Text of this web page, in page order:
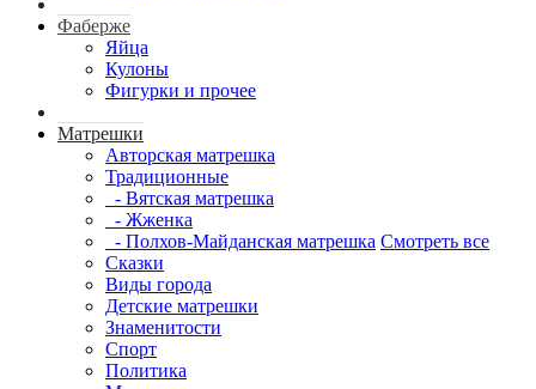
Фаберже
Яйца
Кулоны
Фигурки и прочее
Матрешки
Авторская матрешка
Традиционные
- Вятская матрешка
- Жженка
- Полхов-Майданская матрешка Смотреть все
Сказки
Виды города
Детские матрешки
Знаменитости
Спорт
Политика